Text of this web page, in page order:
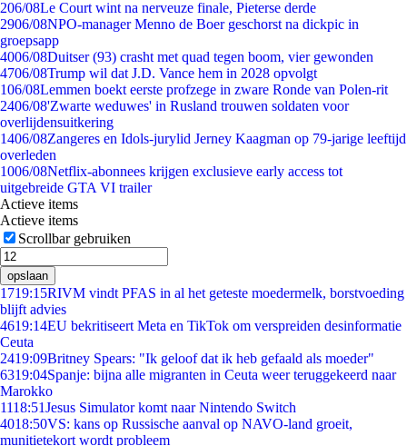
206/08Le Court wint na nerveuze finale, Pieterse derde
2906/08NPO-manager Menno de Boer geschorst na dickpic in
groepsapp
4006/08Duitser (93) crasht met quad tegen boom, vier gewonden
4706/08Trump wil dat J.D. Vance hem in 2028 opvolgt
106/08Lemmen boekt eerste profzege in zware Ronde van Polen-rit
2406/08'Zwarte weduwes' in Rusland trouwen soldaten voor
overlijdensuitkering
1406/08Zangeres en Idols-jurylid Jerney Kaagman op 79-jarige leeftijd
overleden
1006/08Netflix-abonnees krijgen exclusieve early access tot
uitgebreide GTA VI trailer
Actieve items
Actieve items
Scrollbar gebruiken
opslaan
1719:15RIVM vindt PFAS in al het geteste moedermelk, borstvoeding
blijft advies
4619:14EU bekritiseert Meta en TikTok om verspreiden desinformatie
Ceuta
2419:09Britney Spears: "Ik geloof dat ik heb gefaald als moeder"
6319:04Spanje: bijna alle migranten in Ceuta weer teruggekeerd naar
Marokko
1118:51Jesus Simulator komt naar Nintendo Switch
4018:50VS: kans op Russische aanval op NAVO-land groeit,
munitietekort wordt probleem